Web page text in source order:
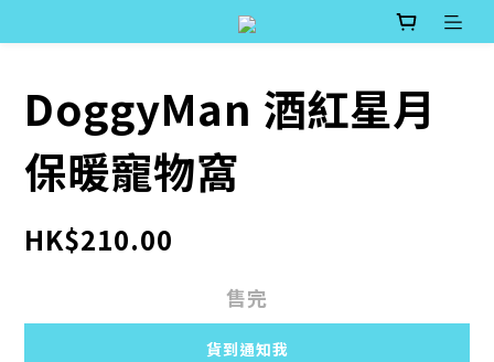
DoggyMan 酒紅星月
保暖寵物窩
HK$210.00
售完
貨到通知我